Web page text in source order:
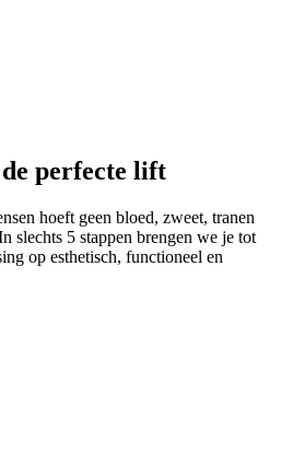
perfecte lift
hoeft geen bloed, zweet, tranen
slechts 5 stappen brengen we je tot
op esthetisch, functioneel en